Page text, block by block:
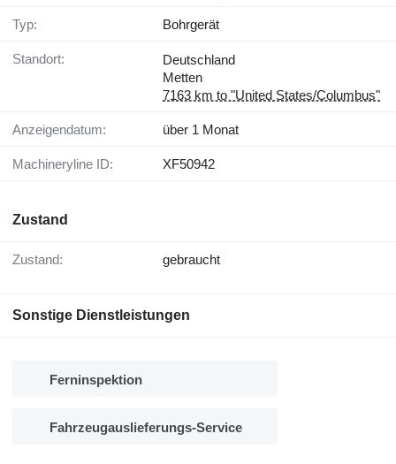
Typ: Bohrgerät
Standort:
Deutschland
Metten
7163 km to "United States/Columbus"
Anzeigendatum: über 1 Monat
Machineryline ID: XF50942
Zustand
Zustand: gebraucht
Sonstige Dienstleistungen
Ferninspektion
Fahrzeugauslieferungs-Service